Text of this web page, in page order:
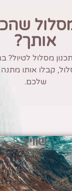
שהכי
אותך?
מסלול לטיול?
קבלו אותו מתנה
שלכם.
שוויץ